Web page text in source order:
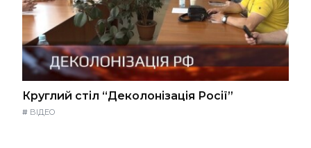
Круглий стіл “Деколонізація Росії”
# ВІДЕО